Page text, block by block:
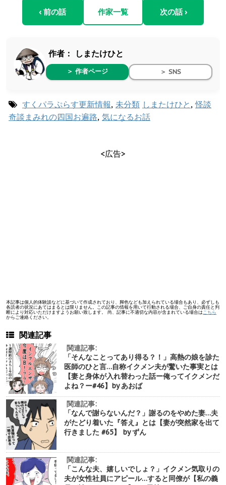
‹ 前の話 作家一覧 次の話 ›
作者： しまたけひと
＞ 作者ページ ＞ SNS
すくパラぷらす更新情報, 未分類 しまたけひと ,怪談
奇談まみれの四国お遍路, 気になるお話
<広告>
本記事は個人的体験談などに基づいて作成されており、脚色なども加えられている場合もあり、必ずしも
各読者の状況にあてはまるとは限りません。この記事の情報を用いて行動される場合、ご自身の責任と判
断により対応いただけますようお願い致します。 尚、記事に不適切な内容が含まれている場合はこちら
からご連絡ください。
関連記事
関連記事:
「そんなことってあり得る？！」高熱の娘を診た
医師のひと言…自称イクメン夫が驚いた事実とは
【妻と身体が入れ替わった話ー俺ってイクメンだ
よね？ー#46】by あおば
関連記事:
「なんで謝らないんだ？」謝るのをやめた妻…夫
がたどり着いた『答え』とは【妻が突然家を出て
行きました #65】 by ずん
関連記事:
「こんな夫、嬉しいでしょ？」イクメン気取りの
夫が女性社員にアピール…すると同僚が【私の義